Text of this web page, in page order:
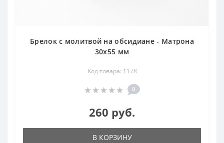
Брелок с молитвой на обсидиане - Матрона
30х55 мм
Код товара: 1178
0
260 руб.
В КОРЗИНУ